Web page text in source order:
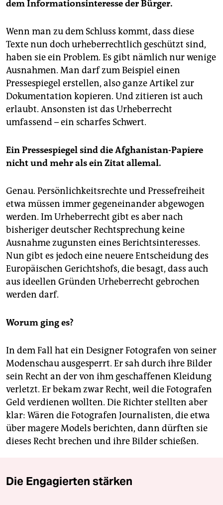
dem Informationsinteresse der Bürger.
Wenn man zu dem Schluss kommt, dass diese
Texte nun doch urheberrechtlich geschützt sind,
haben sie ein Problem. Es gibt nämlich nur wenige
Ausnahmen. Man darf zum Beispiel einen
Pressespiegel erstellen, also ganze Artikel zur
Dokumentation kopieren. Und zitieren ist auch
erlaubt. Ansonsten ist das Urheberrecht
umfassend – ein scharfes Schwert.
Ein Pressespiegel sind die Afghanistan-Papiere
nicht und mehr als ein Zitat allemal.
Genau. Persönlichkeitsrechte und Pressefreiheit
etwa müssen immer gegeneinander abgewogen
werden. Im Urheberrecht gibt es aber nach
bisheriger deutscher Rechtsprechung keine
Ausnahme zugunsten eines Berichtsinteresses.
Nun gibt es jedoch eine neuere Entscheidung des
Europäischen Gerichtshofs, die besagt, dass auch
aus ideellen Gründen Urheberrecht gebrochen
werden darf.
Worum ging es?
In dem Fall hat ein Designer Fotografen von seiner
Modenschau ausgesperrt. Er sah durch ihre Bilder
sein Recht an der von ihm geschaffenen Kleidung
verletzt. Er bekam zwar Recht, weil die Fotografen
Geld verdienen wollten. Die Richter stellten aber
klar: Wären die Fotografen Journalisten, die etwa
über magere Models berichten, dann dürften sie
dieses Recht brechen und ihre Bilder schießen.
Die Engagierten stärken